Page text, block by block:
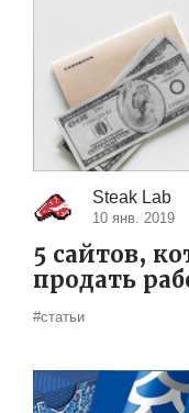
Steak Lab
10 янв. 2019
5 сайтов,
продать
#статьи